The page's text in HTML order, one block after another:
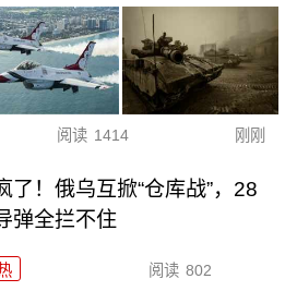
阅读 1414 刚刚
了！俄乌互掀“仓库战”，28
弹全拦不住
阅读 802